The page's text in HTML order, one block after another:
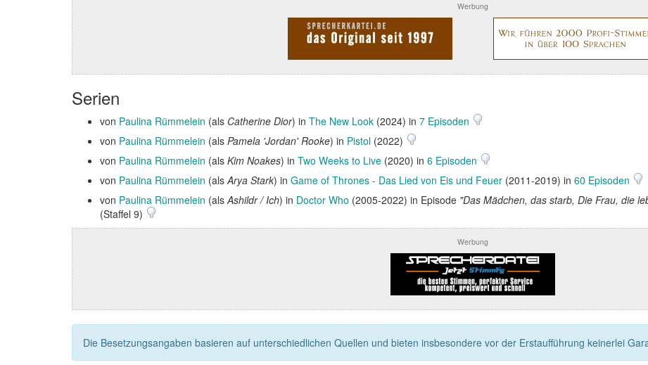
Werbung
Serien
von Paulina Rümmelein (als Catherine Dior) in The New Look (2024) in 7 Episoden
von Paulina Rümmelein (als Pamela 'Jordan' Rooke) in Pistol (2022)
von Paulina Rümmelein (als Kim Noakes) in Two Weeks to Live (2020) in 6 Episoden
von Paulina Rümmelein (alsArya Stark) in Game of Thrones - Das Lied von Eis und Feuer (2011-2019) in 60 Episoden
von Paulina Rümmelein (alsAshildr / Ich) in Doctor Who (2005-2022) in Episode "Das Mädchen, das starb, Die Frau, die
(Staffel 9)
Werbung
Die Besetzungsangaben basieren auf unterschiedlichen Quellen und bieten insbesondere vor der Erstaufführung keinerlei